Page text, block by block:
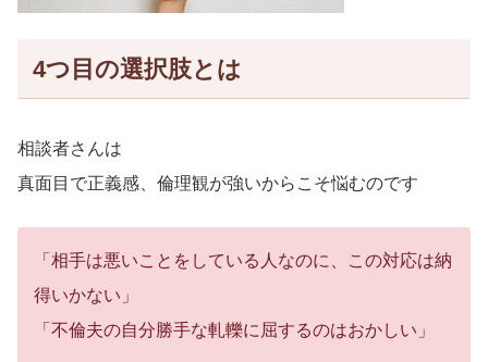
4つ目の選択肢とは
相談者さんは
真面目で正義感、倫理観が強いからこそ悩むのです
「相手は悪いことをしている人なのに、この対応は納
得いかない」
「不倫夫の自分勝手な軋轢に屈するのはおかしい」